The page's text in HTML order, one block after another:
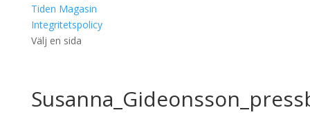
Tiden Magasin
Integritetspolicy
Välj en sida